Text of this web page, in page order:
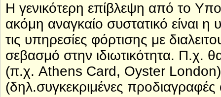
Η γενικότερη επίβλεψη από το
ακόμη αναγκαίο συστατικό
τις υπηρεσίες φόρτισης με
σεβασμό στην ιδιωτικότητα. Π.χ.
(π.χ. Athens Card, Oyster London)
(δηλ.συγκεκριμένες